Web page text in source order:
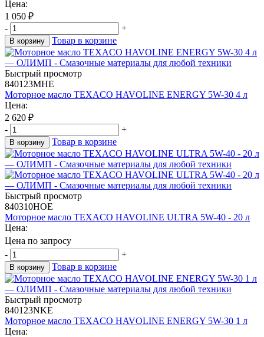
Цена:
1 050 ₽
-
+
В корзину Товар в корзине
Быстрый просмотр
840123MHE
Моторное масло TEXACO HAVOLINE ENERGY 5W-30 4 л
Цена:
2 620 ₽
-
+
В корзину Товар в корзине
Быстрый просмотр
840310HOE
Моторное масло TEXACO HAVOLINE ULTRA 5W-40 - 20 л
Цена:
Цена по запросу
-
+
В корзину Товар в корзине
Быстрый просмотр
840123NKE
Моторное масло TEXACO HAVOLINE ENERGY 5W-30 1 л
Цена: